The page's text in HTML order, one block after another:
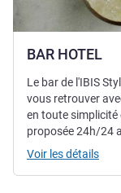
BAR HOTEL
Le bar de l'IBIS
vous retrouver
en toute simplicité
proposée 24h/24
Voir les détails